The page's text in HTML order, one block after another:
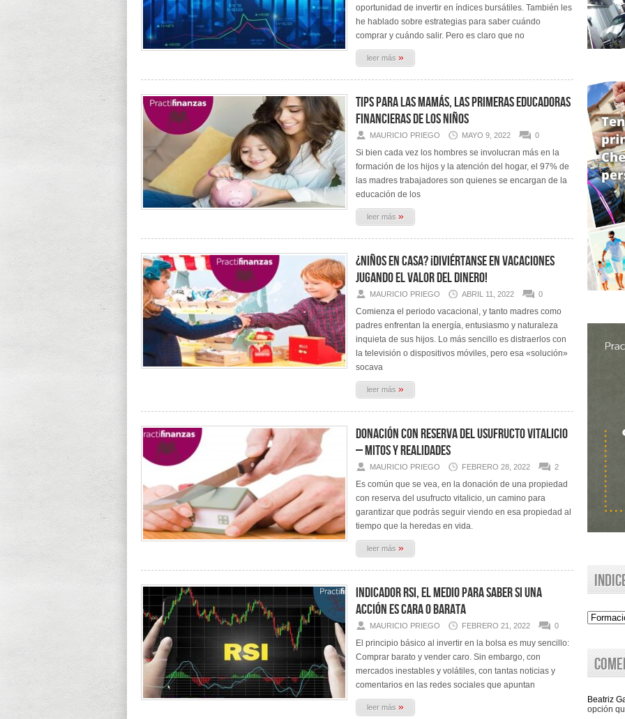
oportunidad de invertir en índices bursátiles. También les
he hablado sobre estrategias para saber cuándo
comprar y cuándo salir. Pero es claro que no
leer más »
Tips para las mamás, las primeras educadoras
financieras de los niños
MAURICIO PRIEGO MAYO 9, 2022 0
Si bien cada vez los hombres se involucran más en la
formación de los hijos y la atención del hogar, el 97% de
las madres trabajadores son quienes se encargan de la
educación de los
leer más »
¿Niños en casa? ¡Diviértanse en vacaciones
jugando El Valor del Dinero!
MAURICIO PRIEGO ABRIL 11, 2022 0
Comienza el periodo vacacional, y tanto madres como
padres enfrentan la energía, entusiasmo y naturaleza
inquieta de sus hijos. Lo más sencillo es distraerlos con
la televisión o dispositivos móviles, pero esa «solución»
socava
leer más »
Donación con reserva del usufructo vitalicio
– Mitos y Realidades
MAURICIO PRIEGO FEBRERO 28, 2022 2
Es común que se vea, en la donación de una propiedad
con reserva del usufructo vitalicio, un camino para
garantizar que podrás seguir viendo en esa propiedad al
tiempo que la heredas en vida.
leer más »
Indicador RSI, el medio para saber si una
acción es cara o barata
MAURICIO PRIEGO FEBRERO 21, 2022 0
El principio básico al invertir en la bolsa es muy sencillo:
Comprar barato y vender caro. Sin embargo, con
mercados inestables y volátiles, con tantas noticias y
comentarios en las redes sociales que apuntan
leer más »
Indice
Beatriz
opción